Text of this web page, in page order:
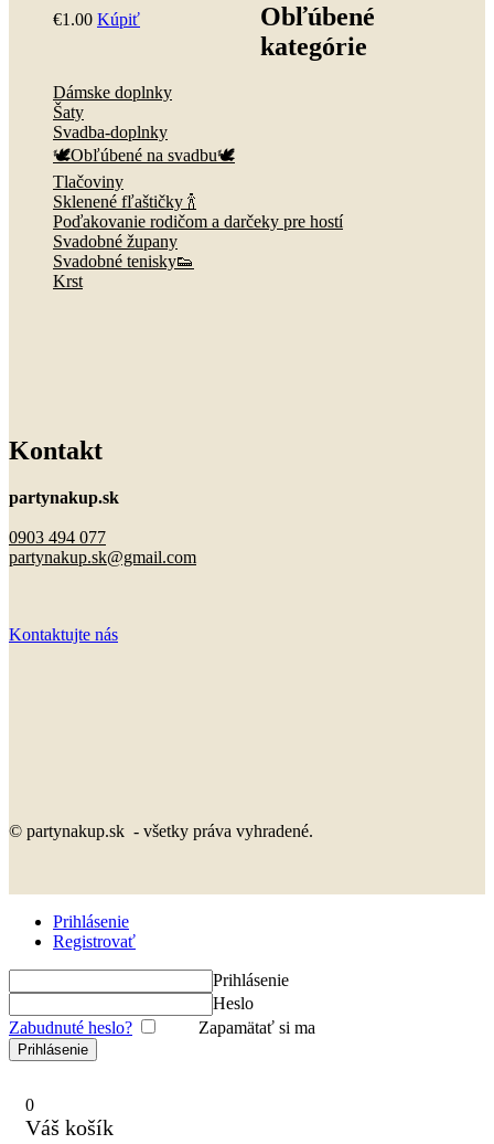
€1 .00 Kúpiť
Obľúbené
kategórie
Dámske doplnky
Šaty
Svadba-doplnky
🕊️Obľúbené na svadbu🕊️
Tlačoviny
Sklenené fľaštičky 🍾
Poďakovanie rodičom a darčeky pre hostí
Svadobné župany
Svadobné tenisky👟
Krst
Kontakt
partynakup.sk
0903 494 077
partynakup.sk@gmail.com
Kontaktujte nás
© partynakup.sk - všetky práva vyhradené.
Prihlásenie
Registrovať
Prihlásenie
Heslo
Zabudnuté heslo?
Zapamätať si ma
0
Váš košík